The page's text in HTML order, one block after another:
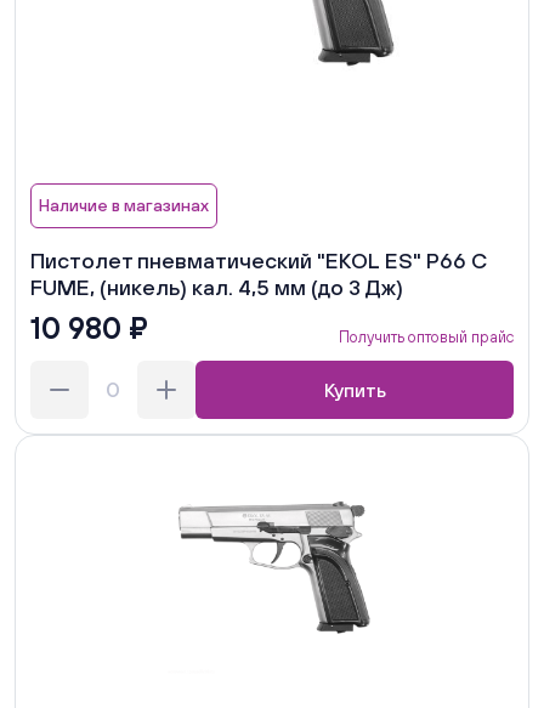
Наличие в магазинах
Пистолет пневматический "EKOL ES" Р66 C
FUME, (никель) кал. 4,5 мм (до 3 Дж)
10 980 ₽ Получить оптовый прайс
Купить